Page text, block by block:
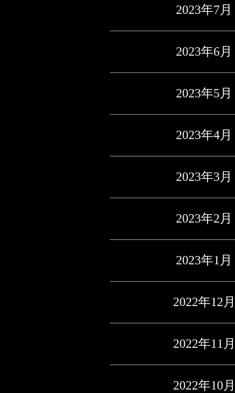
2023年7月
2023年6月
2023年5月
2023年4月
2023年3月
2023年2月
2023年1月
2022年12月
2022年11月
2022年10月